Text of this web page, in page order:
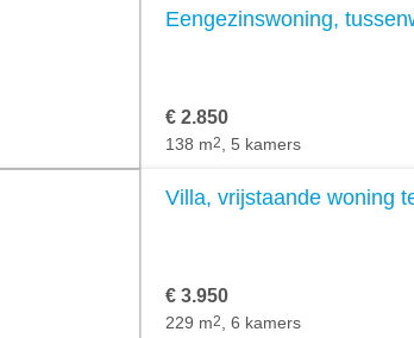
Eengezinswoning,
€ 2.850
138 m2 , 5 kamers
Villa, vrijstaande woning
€ 3.950
229 m2 , 6 kamers